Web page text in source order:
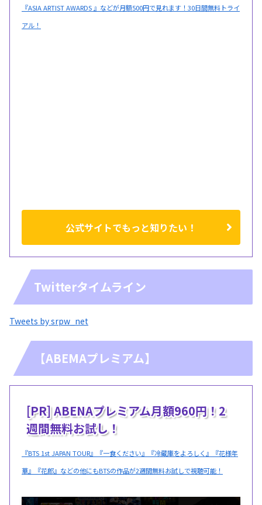
『ASIA ARTIST AWARDS 』などが月額500円で見れます！30日間無料トライ
アル！
公式サイトでもっと知りたい！
Twitterタイムライン
Tweets by srpw_net
【ABEMAプレミアム】
[PR] ABENAプレミアム月額960円！2
週間無料お試し！
『BTS 1st JAPAN TOUR』『一食ください』『冷蔵庫をよろしく』『花様年
華』『花郎』などの他にもBTSの作品が2週間無料お試しで視聴可能！